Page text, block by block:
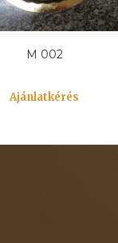
M 002
Ajánlatkérés